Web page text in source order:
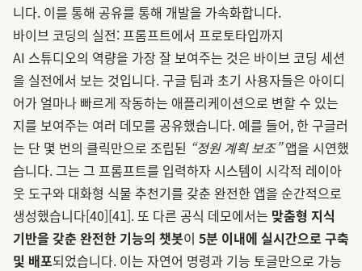
니다. 이를 통해 공유를 통해 개발을 가속화합니다.
바이브 코딩의 실전: 프롬프트에서 프로토타입까지
AI 스튜디오의 역량을 가장 잘 보여주는 것은 바이브 코딩 세션
을 실전에서 보는 것입니다. 구글 팀과 초기 사용자들은 아이디
어가 얼마나 빠르게 작동하는 애플리케이션으로 변할 수 있는
지를 보여주는 여러 데모를 공유했습니다. 예를 들어, 한 구글러
는 단 몇 번의 클릭만으로 조립된 “정원 계획 보조”앱을 시연했
습니다. 그는 그 프롬프트를 입력하자 시스템이 시각적 레이아
웃 도구와 대화형 식물 추천기를 갖춘 완전한 앱을 순간적으로
생성했습니다[40][41]. 또 다른 공식 데모에서는 맞춤형 지식
기반을 갖춘 완전한 기능의 챗봇이 5분 이내에 실시간으로 구축
및 배포되었습니다. 이는 자연어 명령과 기능 토글만으로 가능